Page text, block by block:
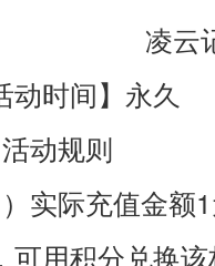
凌云
动时间】永久
动规则
实际充值金额
可用积分兑换